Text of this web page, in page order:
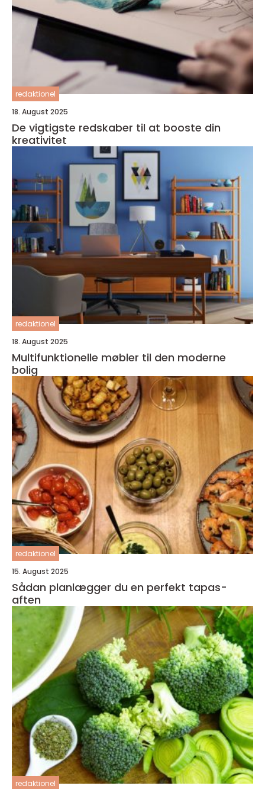
redaktionel
18. August 2025
De vigtigste redskaber til at booste din
kreativitet
redaktionel
18. August 2025
Multifunktionelle møbler til den moderne
bolig
redaktionel
15. August 2025
Sådan planlægger du en perfekt tapas-
aften
redaktionel